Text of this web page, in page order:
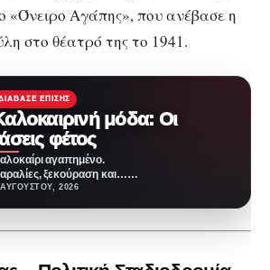
«Όνειρο Αγάπης», που ανέβασε η
στο θέατρό της το 1941.
ΕΠΊΣΗΣ
μόδα: Οι
φέτος
αγαπημένο.
ξεκούραση και…
Καμία θερμοκρασία δε θα
2026